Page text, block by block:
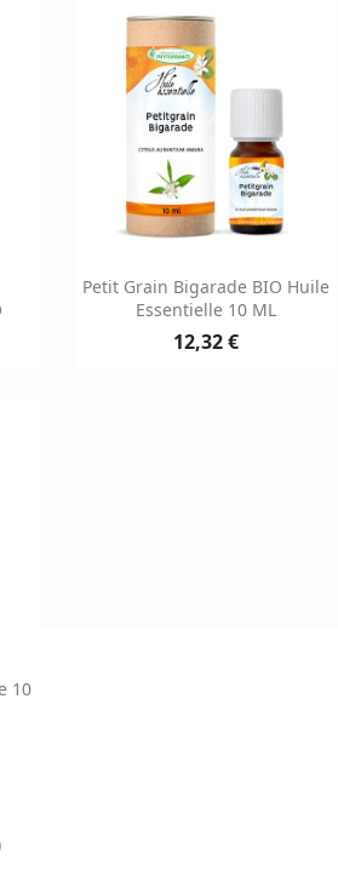
Aperçu rapide
Petit Grain Bigarade BIO Huile
Essentielle 10 ML
12,32 €
10